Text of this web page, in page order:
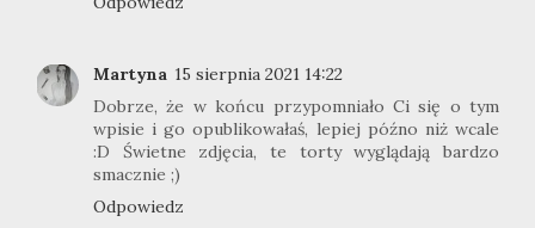
Martyna 15 sierpnia 2021 14:22
Dobrze, że w końcu przypomniało Ci się o tym
wpisie i go opublikowałaś, lepiej późno niż wcale
:D Świetne zdjęcia, te torty wyglądają bardzo
smacznie ;)
Odpowiedz